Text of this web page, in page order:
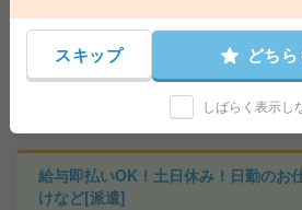
士：時給1700円～2125円 / 初任者以上：時給
～1875円
交通費 全額支給
【掛川市】掛川・いこいの広場・桜木
給与即払いOK！土日休み！日勤のお
けなど[派遣]
スキップ どち
しばらく表示し